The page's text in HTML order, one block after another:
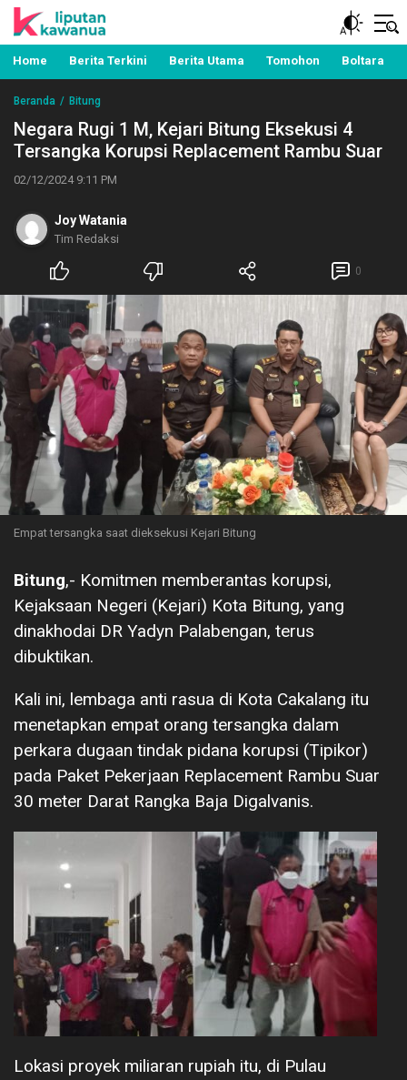
Liputan Kawanua
Berita Manado, Sulawesi Utara, Kawanua, Politik,
Pemerintahan, Hukum Kriminal dan Nasional
Home Berita Terkini Berita Utama Tomohon Boltara
Beranda Bitung
Negara Rugi 1 M, Kejari Bitung Eksekusi 4
Tersangka Korupsi Replacement Rambu Suar
02/12/2024 9:11 PM
Joy Watania
Tim Redaksi
0
Empat tersangka saat dieksekusi Kejari Bitung
Bitung,- Komitmen memberantas korupsi,
Kejaksaan Negeri (Kejari) Kota Bitung, yang
dinakhodai DR Yadyn Palabengan, terus
dibuktikan.
Kali ini, lembaga anti rasua di Kota Cakalang itu
menetapkan empat orang tersangka dalam
perkara dugaan tindak pidana korupsi (Tipikor)
pada Paket Pekerjaan Replacement Rambu Suar
30 meter Darat Rangka Baja Digalvanis.
Lokasi proyek miliaran rupiah itu, di Pulau